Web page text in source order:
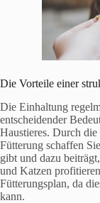
Die Vorteile einer
Die Einhaltung
entscheidender
Haustieres. Durch
Fütterung schaffen
gibt und dazu
und Katzen
Fütterungsplan, da
kann.